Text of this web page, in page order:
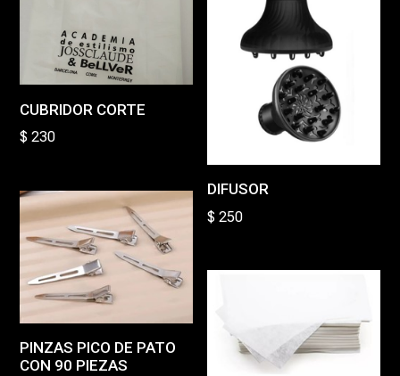
CUBRIDOR CORTE
$ 230
DIFUSOR
$ 250
PINZAS PICO DE PATO
CON 90 PIEZAS